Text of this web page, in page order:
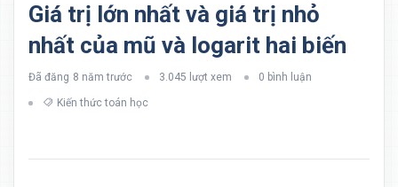
Giá trị lớn nhất và giá trị nhỏ
nhất của mũ và logarit hai biến
Đã đăng 8 năm trước 3.045 lượt xem 0 bình luận
Kiến thức toán học